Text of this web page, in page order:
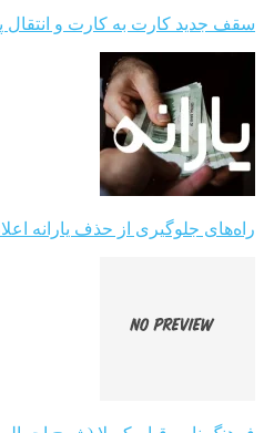
سقف جدید کارت به کارت و انتقال
راه‌های جلوگیری از حذف یارانه